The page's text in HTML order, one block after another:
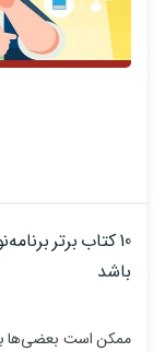
باشد
ممکن است بعضی‌ها